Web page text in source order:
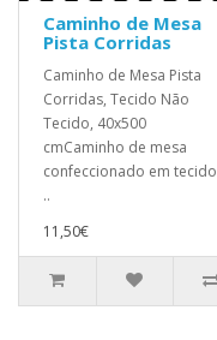
Caminho de Mesa
Pista Corridas
Caminho de Mesa Pista
Corridas, Tecido Não
Tecido, 40x500
cmCaminho de mesa
confeccionado em tecido
..
11,50€